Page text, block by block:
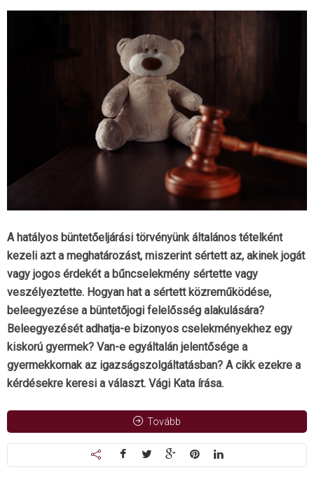
A hatályos büntetőeljárási törvényünk általános tételként
kezeli azt a meghatározást, miszerint sértett az, akinek jogát
vagy jogos érdekét a bűncselekmény sértette vagy
veszélyeztette. Hogyan hat a sértett közreműködése,
beleegyezése a büntetőjogi felelősség alakulására?
Beleegyezését adhatja-e bizonyos cselekményekhez egy
kiskorú gyermek? Van-e egyáltalán jelentősége a
gyermekkornak az igazságszolgáltatásban? A cikk ezekre a
kérdésekre keresi a választ. Vági Kata írása.
Tovább